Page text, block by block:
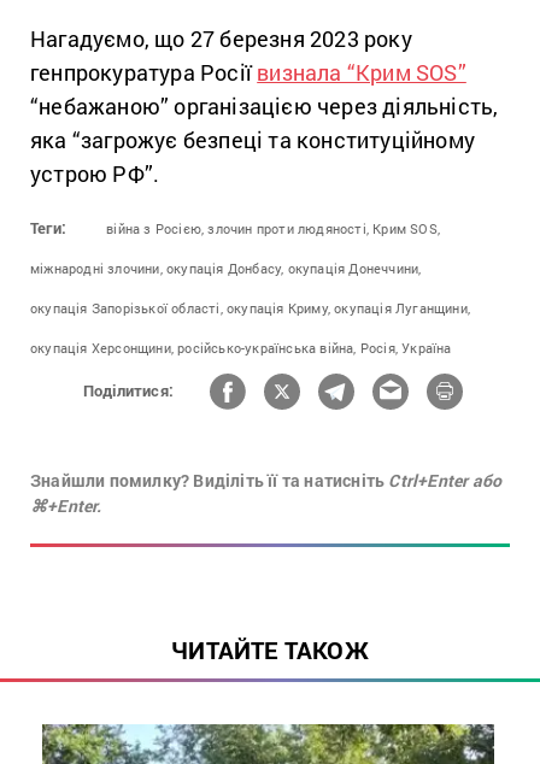
Нагадуємо, що 27 березня 2023 року
генпрокуратура Росіївизнала “Крим SOS”
“небажаною” організацією через діяльність,
яка “загрожує безпеці та конституційному
устрою РФ”.
Теги: війна з Росією, злочин проти людяності, Крим SOS,
міжнародні злочини, окупація Донбасу, окупація Донеччини,
окупація Запорізької області, окупація Криму, окупація Луганщини,
окупація Херсонщини, російсько-українська війна, Росія, Україна
Поділитися:
Знайшли помилку? Виділіть її та натисніть Ctrl+Enter або
⌘+Enter.
ЧИТАЙТЕ ТАКОЖ